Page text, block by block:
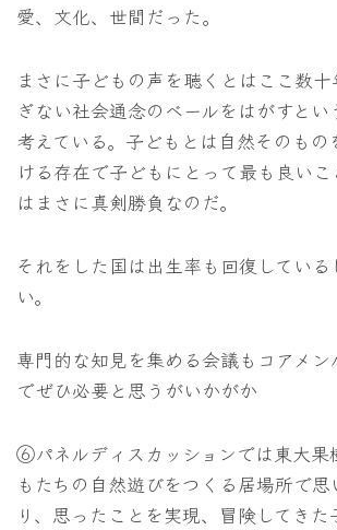
愛、文化、世間だった。
まさに子どもの声を聴くとはここ数
ぎない社会通念のベールをはがすとい
考えている。子どもとは自然そのもの
ける存在で子どもにとって最も良い
はまさに真剣勝負なのだ。
それをした国は出生率も回復している
い。
専門的な知見を集める会議もコアメン
でぜひ必要と思うがいかがか
⑥パネルディスカッションでは東大果
もたちの自然遊びをつくる居場所で
り、思ったことを実現、冒険してきた